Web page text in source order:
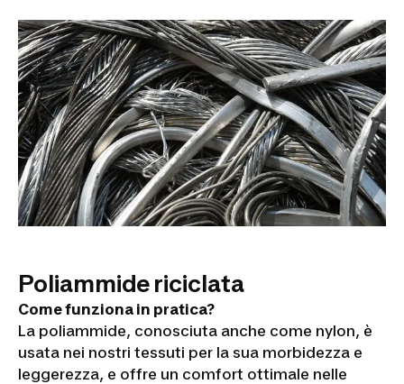
Poliammide riciclata
Come funziona in pratica?
La poliammide, conosciuta anche come nylon, è
usata nei nostri tessuti per la sua morbidezza e
leggerezza, e offre un comfort ottimale nelle